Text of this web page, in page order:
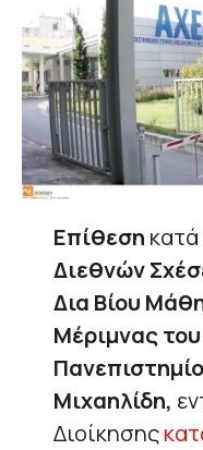
Επίθεση
Διεθνών
Δια Βίου
Μέριμνας
Μιχαηλίδη,
Διοίκησης